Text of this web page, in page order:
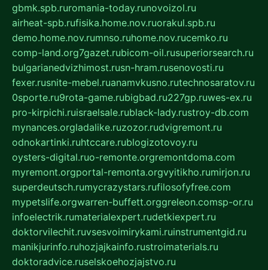
gbmk.spb.ruromania-today.runovoizol.ru
airheat-spb.rufisika.home.nov.ruorakul.spb.ru
demo.home.nov.rumnso.ruhome.nov.rucemko.ru
comp-land.org7gazet.rubicom-oil.rusuperiorsearch.ru
bulgarianedvizhimost.rusn-hram.rusenovosti.ru
fexer.rusnite-mebel.ruanamvkusno.rutechnosaratov.ru
0sporte.ru9rota-game.rubigbad.ru227gp.ruwes-ex.ru
pro-kirpichi.ruisraelsale.rublack-lady.rustroy-db.com
mynances.orgladalike.ruzozor.rudvigremont.ru
odnokartinki.ruhtccare.rublogizotovoy.ru
oysters-digital.ruo-remonte.orgremontdoma.com
myremont.orgportal-remonta.orgvyitikho.rumirjon.ru
superdeutsch.rumycrazystars.rufilosofyfree.com
mypetslife.orgwarren-buffett.orggreleon.comsp-or.ru
infoelectrik.rumaterialexpert.rudetkiexpert.ru
doktorvilechit.ruvsesvoimirykami.ruinstrumentgid.ru
manikjurinfo.ruhozjajkainfo.rustroimaterials.ru
doktoradvice.ruselskoehozjajstvo.ru